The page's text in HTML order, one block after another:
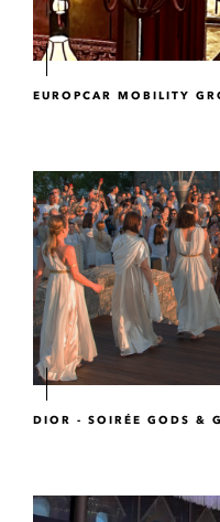
EUROPCAR MOBILITY
DIOR - SOIRÉE GODS &